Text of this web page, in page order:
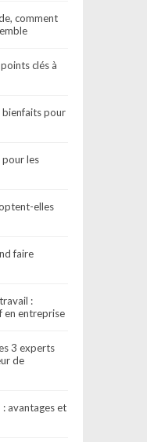
comment
clés à
bienfaits pour
pour les
elles
faire
:
en entreprise
3 experts
de
avantages et